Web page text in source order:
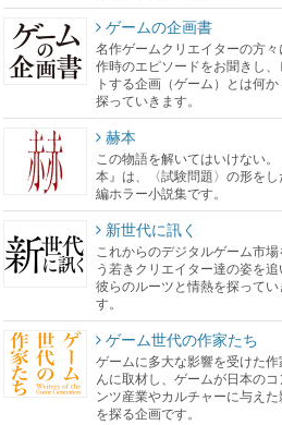
ゲームの企画書
名作ゲームクリエイターの方々
作時のエピソードをお聞きし、
トする企画（ゲーム）とは何か
探っていきます。
赫本
この物語を解いてはいけない
本』は、〈試験問題〉の形をし
編ホラー小説集です。
新世代に訊く
これからのデジタルゲーム市場
う若きクリエイター達の姿を追
彼らのルーツと情熱を探ってい
す。
ゲーム世代の作家たち
ゲームに多大な影響を受けた作
んに取材し、ゲームが日本のコ
ンツ産業やカルチャーに与え
を探る企画です。